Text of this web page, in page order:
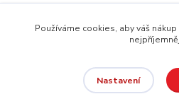
info@capushop.cz
Používáme cookies, aby váš
Nastavení